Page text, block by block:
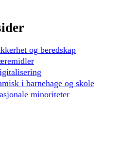
og beredskap
i barnehage og skole
minoriteter